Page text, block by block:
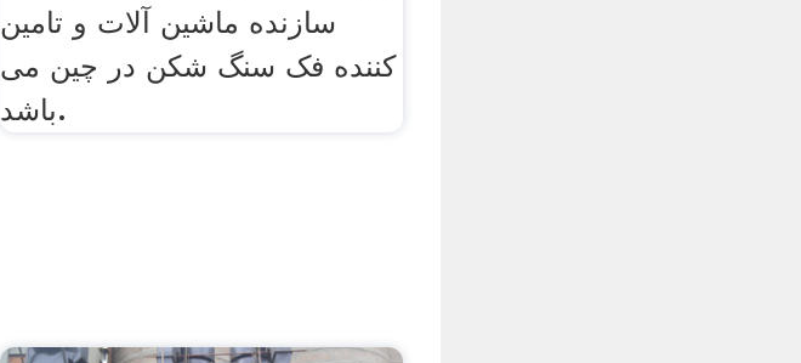
سازنده ماشین آلات و تامین
کننده فک سنگ شکن در چین می
باشد.